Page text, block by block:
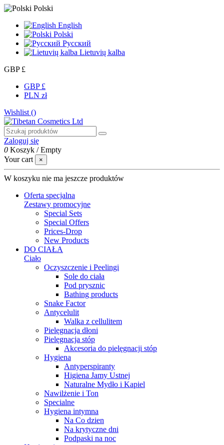
Polski
English
Polski
Русский
Lietuvių kalba
GBP £
GBP £
PLN zł
Wishlist ()
Zaloguj się
0 Koszyk /Empty
Your cart
×
W koszyku nie ma jeszcze produktów
Oferta specjalna
Zestawy promocyjne
Special Sets
Special Offers
Prices-Drop
New Products
DO CIAŁA
Ciało
Oczyszczenie i Peelingi
Sole do ciała
Pod prysznic
Bathing products
Snake Factor
Antycelulit
Walka z cellulitem
Pielęgnacja dłoni
Pielęgnacja stóp
Akcesoria do pielęgnacji stóp
Hygiena
Antyperspiranty
Higiena Jamy Ustnej
Naturalne Mydło i Kapiel
Nawilżenie i Ton
Specialne
Hygiena intymna
Na Co dzien
Na krytyczne dni
Podpaski na noc